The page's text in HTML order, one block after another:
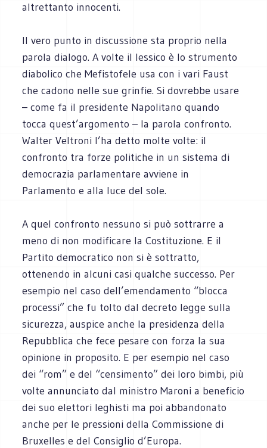
altrettanto innocenti.
Il vero punto in discussione sta proprio nella
parola dialogo. A volte il lessico è lo strumento
diabolico che Mefistofele usa con i vari Faust
che cadono nelle sue grinfie. Si dovrebbe usare
– come fa il presidente Napolitano quando
tocca quest’argomento – la parola confronto.
Walter Veltroni l’ha detto molte volte: il
confronto tra forze politiche in un sistema di
democrazia parlamentare avviene in
Parlamento e alla luce del sole.
A quel confronto nessuno si può sottrarre a
meno di non modificare la Costituzione. E il
Partito democratico non si è sottratto,
ottenendo in alcuni casi qualche successo. Per
esempio nel caso dell’emendamento “blocca
processi” che fu tolto dal decreto legge sulla
sicurezza, auspice anche la presidenza della
Repubblica che fece pesare con forza la sua
opinione in proposito. E per esempio nel caso
dei “rom” e del “censimento” dei loro bimbi, più
volte annunciato dal ministro Maroni a beneficio
dei suo elettori leghisti ma poi abbandonato
anche per le pressioni della Commissione di
Bruxelles e del Consiglio d’Europa.